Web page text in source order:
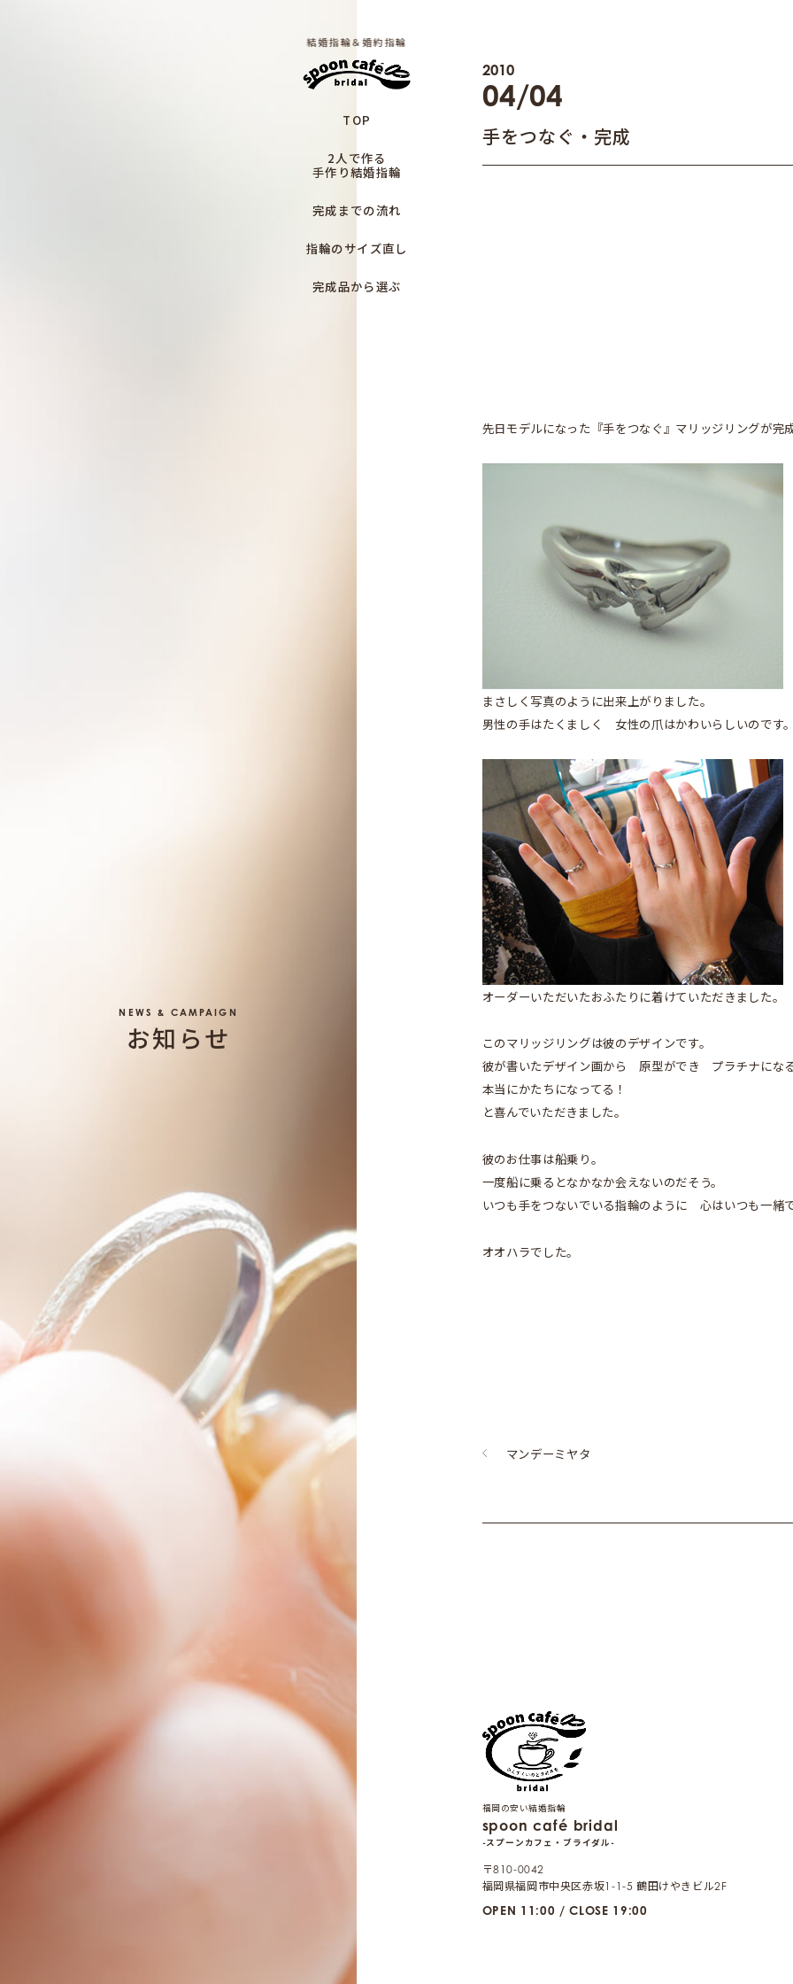
結婚指輪＆婚約指輪
TOP
2人で作る
手作り結婚指輪
完成までの流れ
指輪のサイズ直し
完成品から選ぶ
NEWS & CAMPAIGN
お知らせ
手をつなぐ・完成
2010
04/04
先日モデルになった『手をつなぐ』マリッジリングが完
まさしく写真のように出来上がりました。
男性の手はたくましく 女性の爪はかわいらしいのです。
オーダーいただいたおふたりに着けていただきました。
このマリッジリングは彼のデザインです。
彼が書いたデザイン画から 原型ができ プラチナにな
本当にかたちになってる！
と喜んでいただきました。
彼のお仕事は船乗り。
一度船に乗るとなかなか会えないのだそう。
いつも手をつないでいる指輪のように 心はいつも一緒で
オオハラでした。
マンデーミヤタ
福岡の安い結婚指輪
spoon café bridal
-スプーンカフェ・ブライダル-
〒810-0042
福岡県福岡市中央区赤坂1-1-5 鶴田けやきビル2F
OPEN 11:00 / CLOSE 19:00